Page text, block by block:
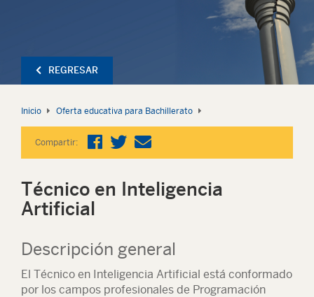
REGRESAR
Inicio Oferta educativa para Bachillerato
Compartir:
Técnico en Inteligencia
Artificial
Descripción general
El Técnico en Inteligencia Artificial está conformado
por los campos profesionales de Programación